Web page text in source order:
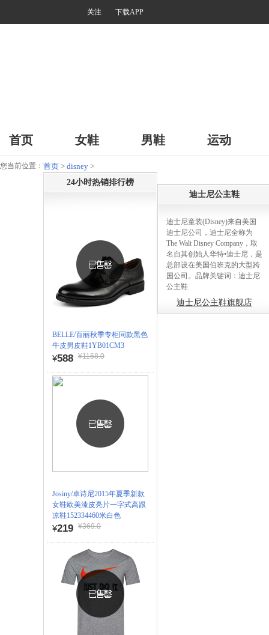
关注 下载APP
首页 女鞋 男鞋 运动
您当前位置： 首页 > disney >
24小时热销排行榜
BELLE/百丽秋季专柜同款黑色
牛皮男皮鞋1YB01CM3
¥588 ¥1168.0
Josiny/卓诗尼2015年夏季新款
女鞋欧美漆皮亮片一字式高跟
凉鞋152334460米白色
¥219 ¥369.0
迪士尼公主鞋
迪士尼童装(Disney)来自美国
迪士尼公司，迪士尼全称为
The Walt Disney Company，取
名自其创始人华特•迪士尼，是
总部设在美国伯班克的大型跨
国公司。品牌关键词：迪士尼
公主鞋
迪士尼公主鞋旗舰店